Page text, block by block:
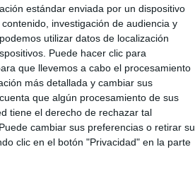
estándar enviada por un dispositivo
investigación de audiencia y
utilizar datos de localización
Puede hacer clic para
que llevemos a cabo el procesamiento
más detallada y cambiar sus
que algún procesamiento de sus
tiene el derecho de rechazar tal
cambiar sus preferencias o retirar su
clic en el botón "Privacidad" en la parte
Sub 10 Avanzado
31. julio
Sub 16